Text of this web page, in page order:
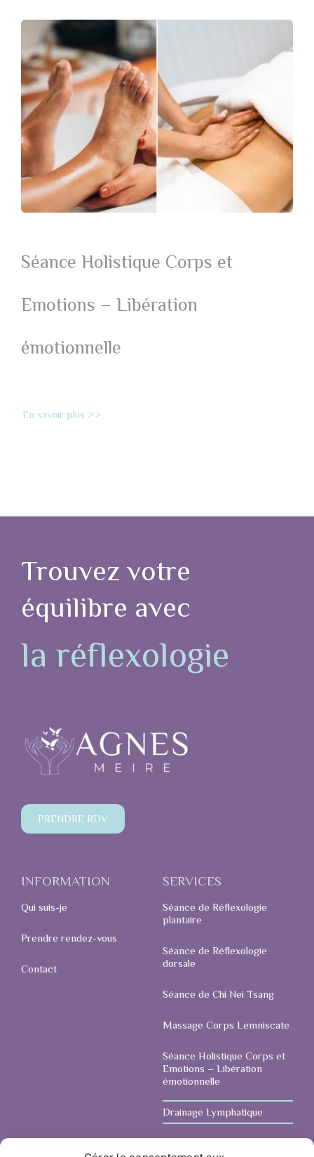
Séance Holistique Corps et
Emotions – Libération
émotionnelle
En savoir plus >>
Trouvez votre
équilibre avec
la réflexologie
PRENDRE RDV
INFORMATION
Qui suis-je
Prendre rendez-vous
Contact
SERVICES
Séance de Réflexologie
plantaire
Séance de Réflexologie
dorsale
Séance de Chi Nei Tsang
Massage Corps Lemniscate
Séance Holistique Corps et
Emotions – Libération
émotionnelle
Drainage Lymphatique